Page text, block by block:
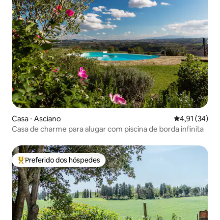
Casa ⋅ Asciano 4,91 de uma
4,91 (34)
Casa de charme para alugar com piscina de borda infinita
Entre os melhores preferidos dos hóspedes
Preferido dos hóspedes